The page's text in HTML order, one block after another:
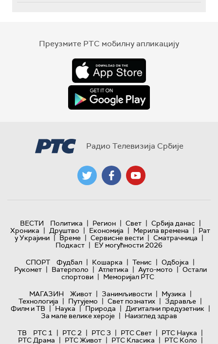
Преузмите РТС мобилну апликацију
Радио Телевизија Србије
ВЕСТИ Политика | Регион | Свет | Србија данас |
Хроника | Друштво | Економија | Мерила времена | Рат
у Украјини | Време | Сервисне вести | Сматрачница |
Подкаст | ЕУ могућности 2026
СПОРТ
Фудбал | Кошарка | Тенис | Одбојка |
Рукомет | Ватерполо | Атлетика | Ауто-мото | Остали
спортови | Меморијал РТС
МАГАЗИН
Живот | Занимљивости | Музика |
Технологијa | Путујемо | Свет познатих | Здравље |
Филм и ТВ | Наука | Природа | Дигитални предузетник |
За мале велике хероје | Наизглед здрав
ТВ
РТС 1 | РТС 2 | РТС 3 | РТС Свет | РТС Наука |
РТС Драма | РТС Живот | РТС Класика | РТС Коло |